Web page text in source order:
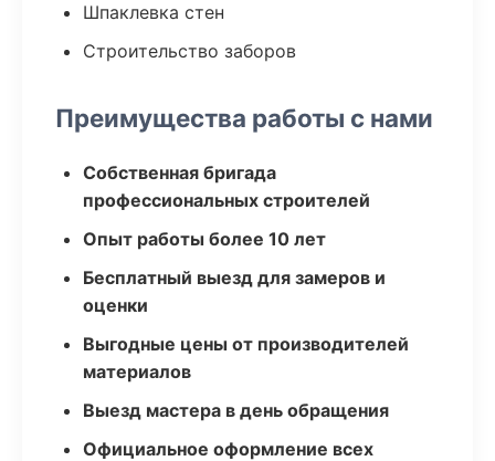
Шпаклевка стен
Строительство заборов
Преимущества работы с нами
Собственная бригада
профессиональных строителей
Опыт работы более 10 лет
Бесплатный выезд для замеров и
оценки
Выгодные цены от производителей
материалов
Выезд мастера в день обращения
Официальное оформление всех